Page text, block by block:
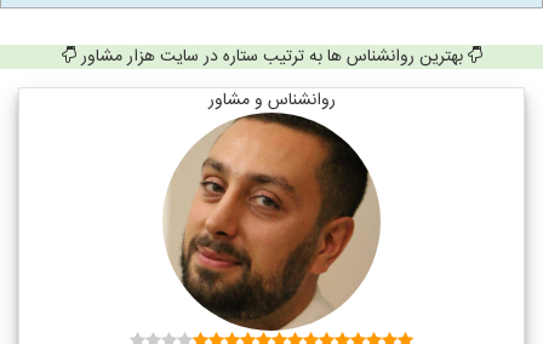
بهترین روانشناس ها به ترتیب ستاره در سایت هزار مشاور
روانشناس و مشاور